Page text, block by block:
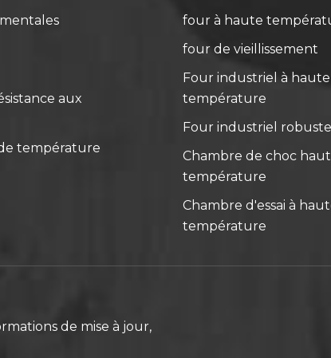
aux
température
four à haute
four de vieillissement
Four industriel à haute
température
Four industriel robuste
Chambre de choc
température
Chambre d'essai à
température
de mise à jour,